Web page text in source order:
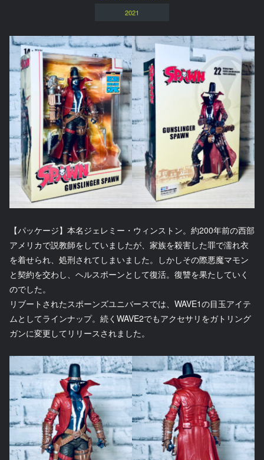
2021
【パッケージ】本名ジェレミー・ウィンストン。約200年前の西部
アメリカで説教師をしていましたが、家族を殺害した罪で濡れ衣
を着せられ、処刑されてしまいました。しかしその際悪魔マモン
と契約を交わし、ヘルスポーンとして復活。復讐を果たしていく
のでした。
リブートされたスポーンズユニバースでは、WAVE1の目玉アイテ
ムとしてラインナップ。続くWAVE2でもアクセサリをガトリング
ガンに変更してリリースされました。